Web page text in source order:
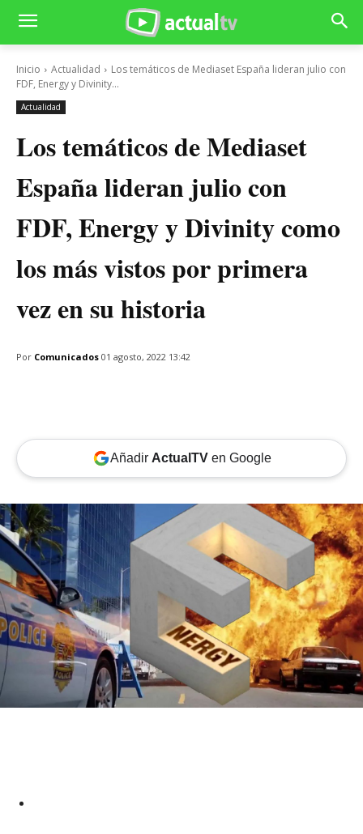
Inicio Actualidad
Los temáticos de Mediaset España lideran julio con
FDF, Energy y Divinity...
Actualidad
Los temáticos de Mediaset
España lideran julio con
FDF, Energy y Divinity como
los más vistos por primera
vez en su historia
Por Comunicados 01 agosto, 2022 13:42
Añadir ActualTVen Google